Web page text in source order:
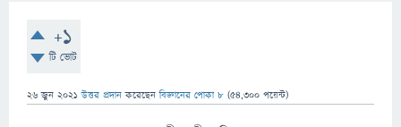
+1
টি ভোট
26 জুন 2021 উত্তর প্রদান করেছেনবিজ্ঞানের পোকা ৮ (54,300 পয়েন্ট)